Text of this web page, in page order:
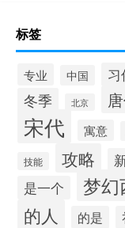
标签
专业 中国 习
冬季 北京
宋代 寓意
技能 攻略
是一个 梦幻
的人 的是